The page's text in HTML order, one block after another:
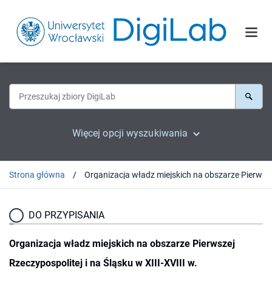
Więcej opcji wyszukiwania
Strona główna
DO PRZYPISANIA
Organizacja władz miejskich na obszarze Pierwszej
Rzeczypospolitej i na Śląsku w XIII-XVIII w.